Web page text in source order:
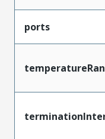
ports